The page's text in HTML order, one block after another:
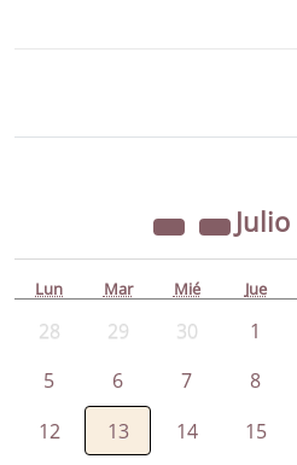
Julio
Lun Mar Mié Jue
28 29 30 1
5
6 7 8
12
13 14 15